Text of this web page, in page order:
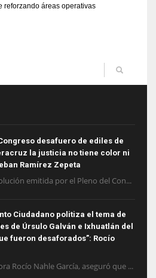
reforzando áreas operativas
desafuero de ediles de
la justicia no tiene color ni
Ramírez Zepeta
emitida por el Pleno del Con...
Ciudadano politiza el tema de
de Úrsulo Galván e Ixhuatlán del
fueron desaforados”: Rocío
Rocío Nahle García, aseguró que ...